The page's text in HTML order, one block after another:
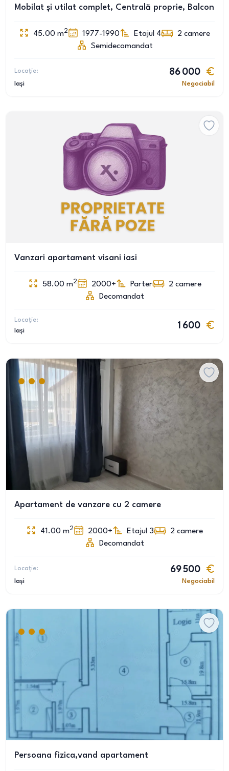
Mobilat și utilat complet, Centrală proprie, Balcon
45.00 m2 1977-1990 Etajul 4 2 camere
Semidecomandat
Locație:
Iași
86 000
Negociabil
Vanzari apartament visani iasi
58.00 m2 2000+ Parter 2 camere
Decomandat
Locație:
Iași
1 600
Apartament de vanzare cu 2 camere
41.00 m2 2000+ Etajul 3 2 camere
Decomandat
Locație:
Iași
69 500
Negociabil
Persoana fizica,vand apartament